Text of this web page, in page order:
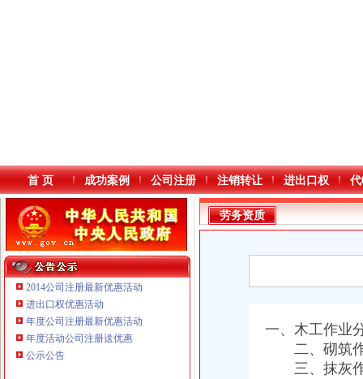
本站导航
首 页 成功案例 公司注册 注销转让 进出口权
2014公司注册最新优惠活动
进出口权优惠活动
年度公司注册最新优惠活动
年度活动公司注册送优惠
公示公告
劳务资质
一、木工作业
二、砌筑作
三、抹灰作